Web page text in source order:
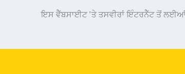
ਇਸ ਵੈੱਬਸਾਈਟ 'ਤੇ ਤਸਵੀਰਾਂ ਇੰਟਰਨੈੱਟ ਤੋਂ ਲਈਆਂ